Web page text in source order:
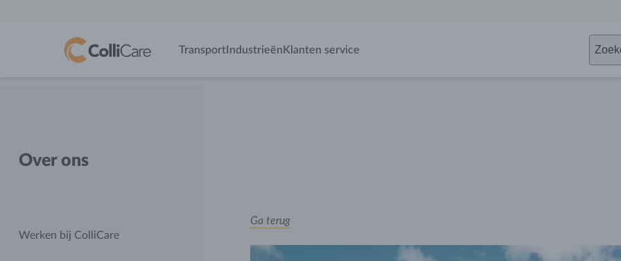
TransportIndustrieën Klanten service
Over ons
Werken bij ColliCare
Ga terug